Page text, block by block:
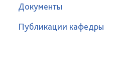
Документы
Публикации кафедры